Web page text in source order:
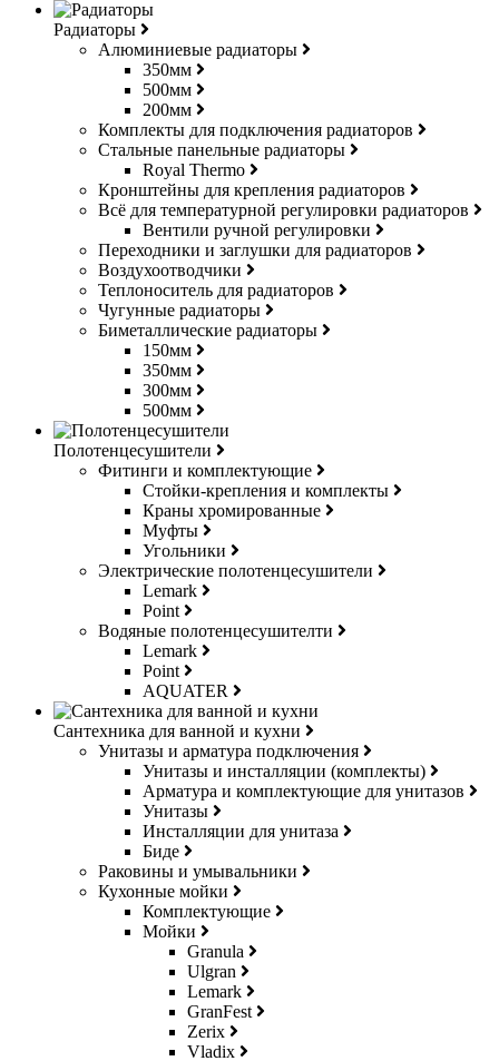
Радиаторы
Алюминиевые радиаторы
350мм
500мм
200мм
Комплекты для подключения радиаторов
Стальные панельные радиаторы
Royal Thermo
Кронштейны для крепления радиаторов
Всё для температурной регулировки радиаторов
Вентили ручной регулировки
Переходники и заглушки для радиаторов
Воздухоотводчики
Теплоноситель для радиаторов
Чугунные радиаторы
Биметаллические радиаторы
150мм
350мм
300мм
500мм
Полотенцесушители
Фитинги и комплектующие
Стойки-крепления и комплекты
Краны хромированные
Муфты
Угольники
Электрические полотенцесушители
Lemark
Point
Водяные полотенцесушителти
Lemark
Point
AQUATER
Сантехника для ванной и кухни
Унитазы и арматура подключения
Унитазы и инсталляции (комплекты)
Арматура и комплектующие для унитазов
Унитазы
Инсталляции для унитаза
Биде
Раковины и умывальники
Кухонные мойки
Комплектующие
Мойки
Granula
Ulgran
Lemark
GranFest
Zerix
Vladix